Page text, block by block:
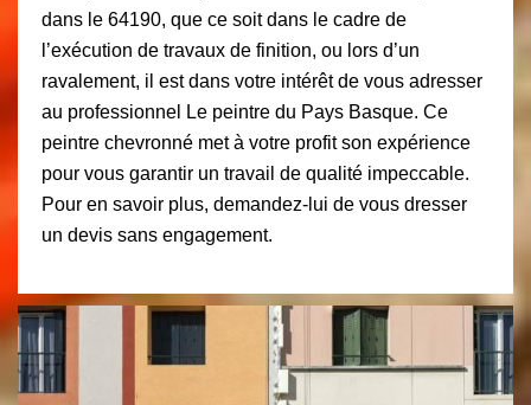
dans le 64190, que ce soit dans le cadre de
l’exécution de travaux de finition, ou lors d’un
ravalement, il est dans votre intérêt de vous adresser
au professionnel Le peintre du Pays Basque. Ce
peintre chevronné met à votre profit son expérience
pour vous garantir un travail de qualité impeccable.
Pour en savoir plus, demandez-lui de vous dresser
un devis sans engagement.